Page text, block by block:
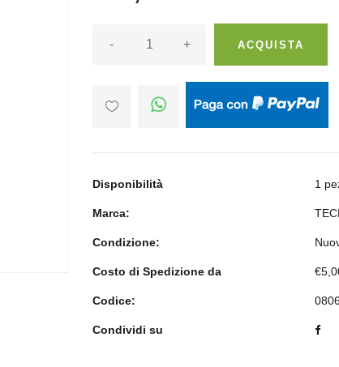
- + ACQUISTA
Disponibilità 1
Marca:
Condizione:
Costo di Spedizione da
Codice:
Condividi su